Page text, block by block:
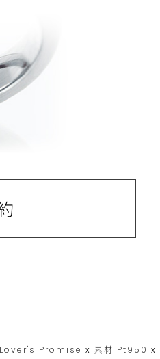
Lover's Promise x 素材 Pt950 x